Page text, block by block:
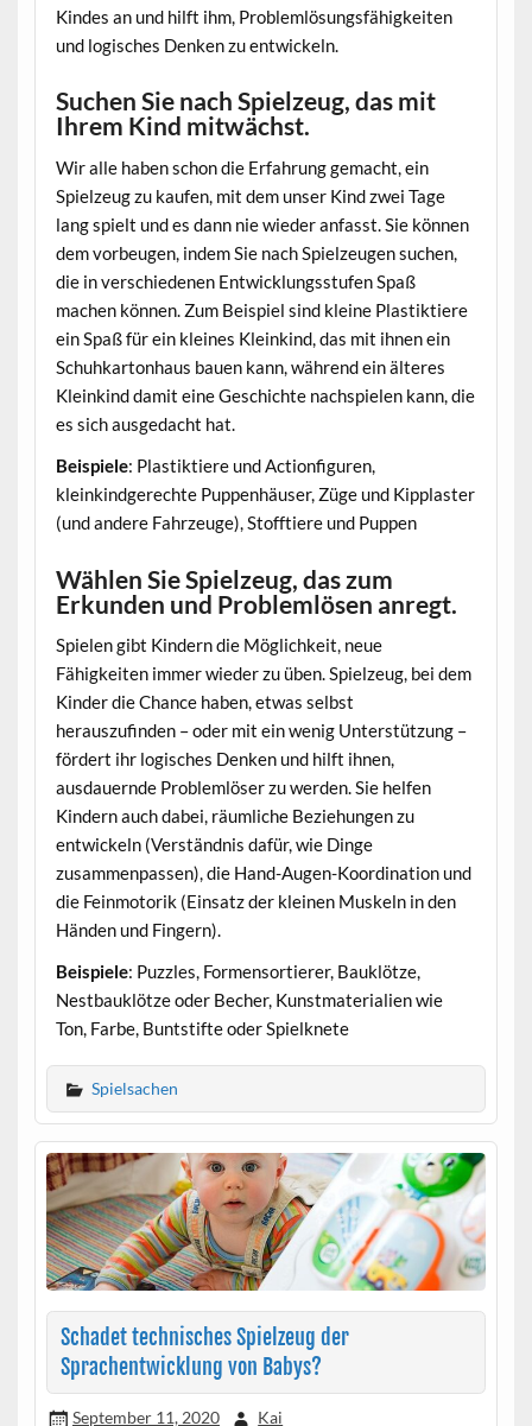
Kindes an und hilft ihm, Problemlösungsfähigkeiten
und logisches Denken zu entwickeln.
Suchen Sie nach Spielzeug, das mit
Ihrem Kind mitwächst.
Wir alle haben schon die Erfahrung gemacht, ein
Spielzeug zu kaufen, mit dem unser Kind zwei Tage
lang spielt und es dann nie wieder anfasst. Sie können
dem vorbeugen, indem Sie nach Spielzeugen suchen,
die in verschiedenen Entwicklungsstufen Spaß
machen können. Zum Beispiel sind kleine Plastiktiere
ein Spaß für ein kleines Kleinkind, das mit ihnen ein
Schuhkartonhaus bauen kann, während ein älteres
Kleinkind damit eine Geschichte nachspielen kann, die
es sich ausgedacht hat.
Beispiele: Plastiktiere und Actionfiguren,
kleinkindgerechte Puppenhäuser, Züge und Kipplaster
(und andere Fahrzeuge), Stofftiere und Puppen
Wählen Sie Spielzeug, das zum
Erkunden und Problemlösen anregt.
Spielen gibt Kindern die Möglichkeit, neue
Fähigkeiten immer wieder zu üben. Spielzeug, bei dem
Kinder die Chance haben, etwas selbst
herauszufinden – oder mit ein wenig Unterstützung –
fördert ihr logisches Denken und hilft ihnen,
ausdauernde Problemlöser zu werden. Sie helfen
Kindern auch dabei, räumliche Beziehungen zu
entwickeln (Verständnis dafür, wie Dinge
zusammenpassen), die Hand-Augen-Koordination und
die Feinmotorik (Einsatz der kleinen Muskeln in den
Händen und Fingern).
Beispiele: Puzzles, Formensortierer, Bauklötze,
Nestbauklötze oder Becher, Kunstmaterialien wie
Ton, Farbe, Buntstifte oder Spielknete
Spielsachen
Schadet technisches Spielzeug der
Sprachentwicklung von Babys?
September 11, 2020 Kai